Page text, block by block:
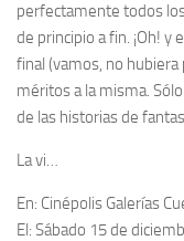
perfectamente todos
de principio a fin. ¡Oh! y
final (vamos, no
méritos a la misma.
de las historias de
La vi…
En: Cinépolis Galerías
El: Sábado 15 de